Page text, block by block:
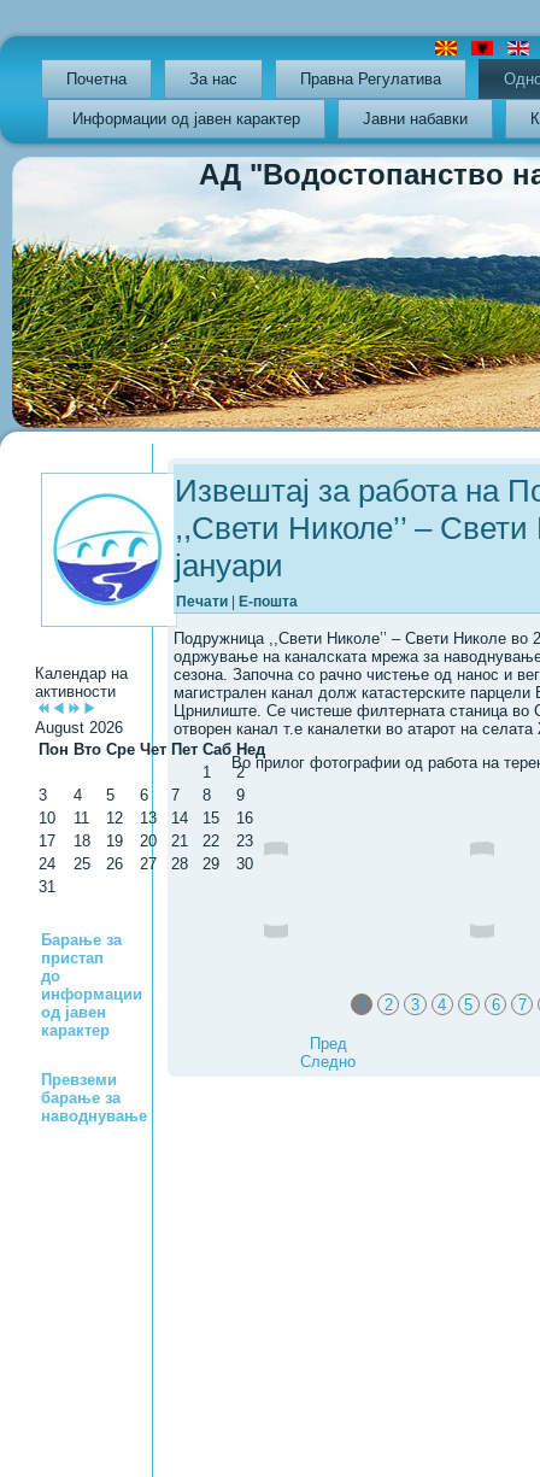
Почетна За нас Правна Регулатива
Информации од јавен карактер Јавни набавки
АД "Водостопанство на
Календар на
активности
August 2026
Пон Вто Сре Чет Пет Саб Нед
1
2
3
4 5 6 7 8
9
10
11 12 13 14 15
16
17
18 19 20 21 22
23
24
25 26 27 28 29
30
31
Барање за
пристап
до
информации
од јавен
карактер
Превземи
барање за
наводнување
Извештај за работа на
,,Свети Николе’’ –
јануари
Печати Е-пошта
Подружница ,,Свети Николе’’ – Свети Николе во
одржување на каналската мрежа за наводнување
сезона. Започна со рачно чистење од нанос и
магистрален канал долж катастерските
Црнилиште. Се чистеше филтерната станица во
отворен канал т.е каналетки во атарот на
Во прилог фотографии од работа на
1 2 3 4 5 6 7
Пред
Следно